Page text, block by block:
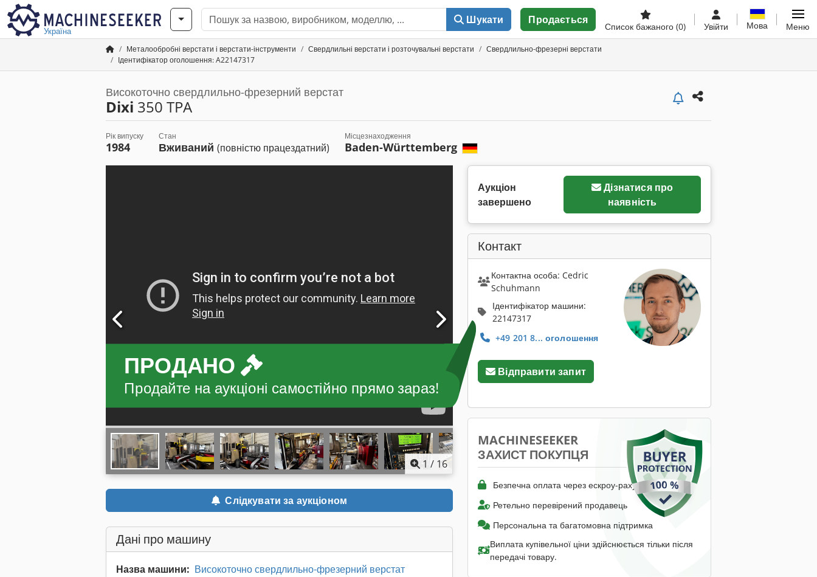
Україна
Шукати Продається
Список бажаного (0) Увійти Мова Меню
Металообробні верстати і верстати-інструменти Свердлильні верстати і розточувальні верстати
Свердлильно-фрезерні верстати
Ідентифікатор оголошення: A22147317
Високоточно свердлильно-фрезерний верстат
Dixi 350 TPA
Рік випуску
1984
Стан
Вживаний (повністю працездатний)
Місцезнаходження
Baden-Württemberg
ПРОДАНО
Продайте на аукціоні самостійно прямо зараз!
1 / 16
Слідкувати за аукціоном
Дані про машину
Назва машини: Високоточно свердлильно-фрезерний верстат
Аукціон
завершено
Дізнатися про
наявність
Контакт
Контактна особа: Cedric
Schuhmann
Ідентифікатор машини:
22147317
+49 201 8... оголошення
Відправити запит
MACHINESEEKER
ЗАХИСТ ПОКУПЦЯ
Безпечна оплата через ескроу-рахунок
Ретельно перевірений продавець
Персональна та багатомовна підтримка
Виплата купівельної ціни здійснюється тільки після
передачі товару.